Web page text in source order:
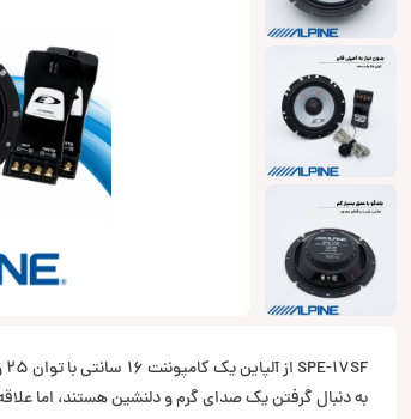
به دنبال گرفتن یک صدای گرم و دلنشین هستند، اما